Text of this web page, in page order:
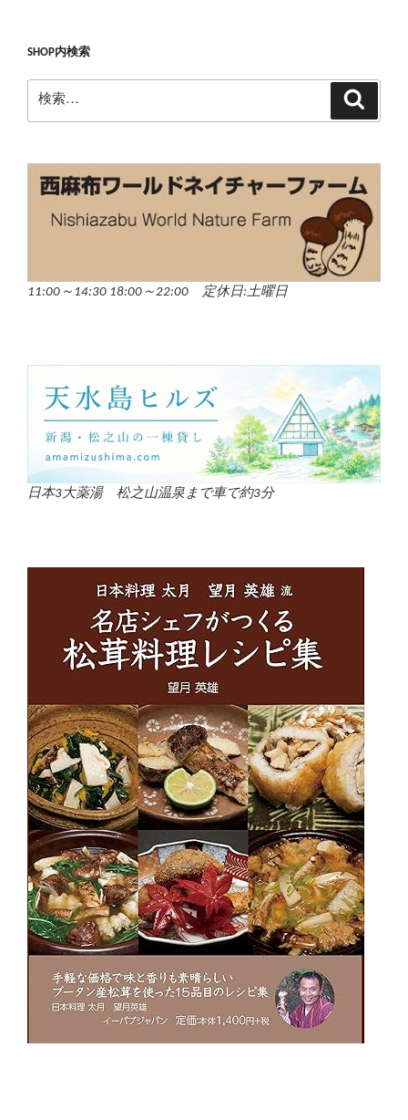
SHOP内検索
11:00～14:30 18:00～22:00 定休日:土曜日
日本3大薬湯 松之山温泉まで車で約3分